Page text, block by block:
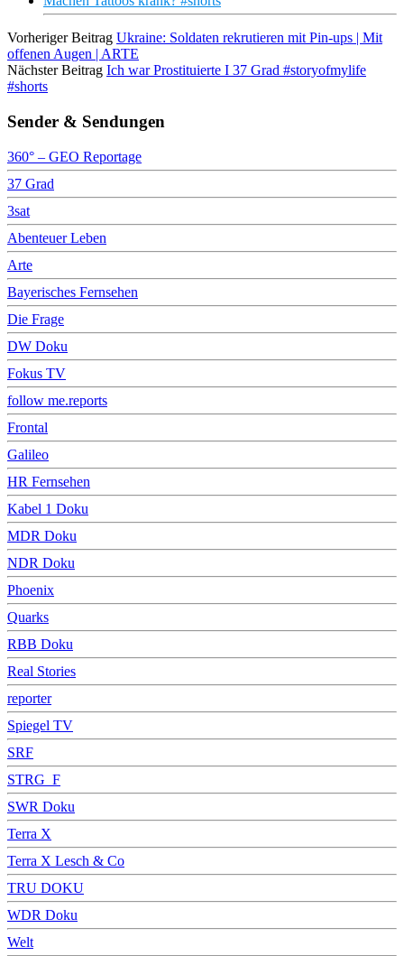
Vorheriger Beitrag Ukraine: Soldaten rekrutieren mit Pin-ups | Mit
offenen Augen | ARTE
Nächster Beitrag Ich war Prostituierte I 37 Grad #storyofmylife
#shorts
Sender & Sendungen
360° – GEO Reportage
37 Grad
3sat
Abenteuer Leben
Arte
Bayerisches Fernsehen
Die Frage
DW Doku
Fokus TV
follow me.reports
Frontal
Galileo
HR Fernsehen
Kabel 1 Doku
MDR Doku
NDR Doku
Phoenix
Quarks
RBB Doku
Real Stories
reporter
Spiegel TV
SRF
STRG_F
SWR Doku
Terra X
Terra X Lesch & Co
TRU DOKU
WDR Doku
Welt